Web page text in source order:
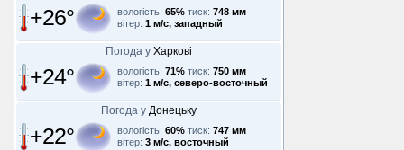
+26° вологість: 65% тиск: 748 мм
вітер: 1 м/с, западный
Погода у Харкові
+24° вологість: 71% тиск: 750 мм
вітер: 1 м/с, северо-восточный
Погода у Донецьку
+22° вологість: 60% тиск: 747 мм
вітер: 3 м/с, восточный